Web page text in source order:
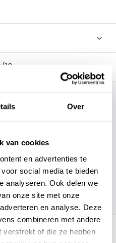
Over
van cookies
en advertenties te
social media te bieden
analyseren. Ook delen we
onze site met onze
en analyse. Deze
combineren met andere
verstrekt of die ze hebben
10
/5 op